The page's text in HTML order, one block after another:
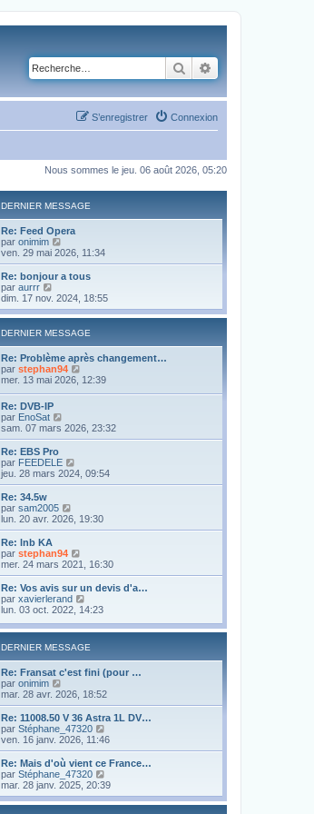
Rechercher
Connexion
S’enregistrer
Nous sommes le jeu. 06 août 2026, 05:20
DERNIER MESSAGE
Re: Feed Opera
par onimim
o
i
r
e
e
r
n
i
e
r
m
e
a
g
ven. 29 mai 2026, 11:34
Re: bonjour a tous
par aurrr
o
i
r
l
e
r
n
i
e
r
m
e
s
s
a
g
dim. 17 nov. 2024, 18:55
DERNIER MESSAGE
Re: Problème après changement…
par stephan94
o
e
d
e
i
e
e
s
g
e
mer. 13 mai 2026, 12:39
Re: DVB-IP
par EnoSat
o
i
e
r
n
i
m
e
s
s
a
g
e
sam. 07 mars 2026, 23:32
Re: EBS Pro
par FEEDELE
o
i
e
r
n
i
r
m
e
s
s
a
e
jeu. 28 mars 2024, 09:54
Re: 34.5w
par sam2005
o
i
l
e
r
n
i
e
m
e
s
a
g
e
lun. 20 avr. 2026, 19:30
Re: lnb KA
par stephan94
o
i
r
l
e
e
n
i
e
m
e
s
s
g
e
mer. 24 mars 2021, 16:30
Re: Vos avis sur un devis d'a…
par xavierlerand
o
r
e
d
e
n
i
e
r
m
e
s
s
a
g
e
lun. 03 oct. 2022, 14:23
DERNIER MESSAGE
Re: Fransat c'est fini (pour …
par onimim
o
i
r
e
e
r
n
i
e
mar. 28 avr. 2026, 18:52
Re: 11008.50 V 36 Astra 1L DV…
par Stéphane_47320
o
i
r
e
e
ven. 16 janv. 2026, 11:46
Re: Mais d'où vient ce France…
par Stéphane_47320
o
i
r
mar. 28 janv. 2025, 20:39